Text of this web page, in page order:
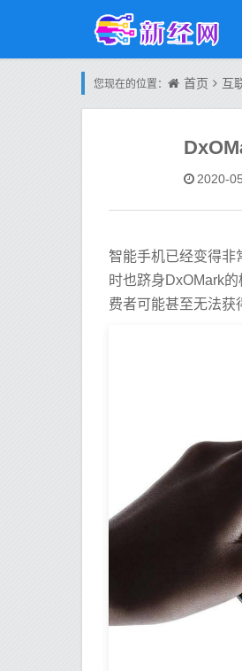
您现在的位置： 首页 互
2020-
智能手机已经变得非
时也跻身DxOMark
费者可能甚至无法获